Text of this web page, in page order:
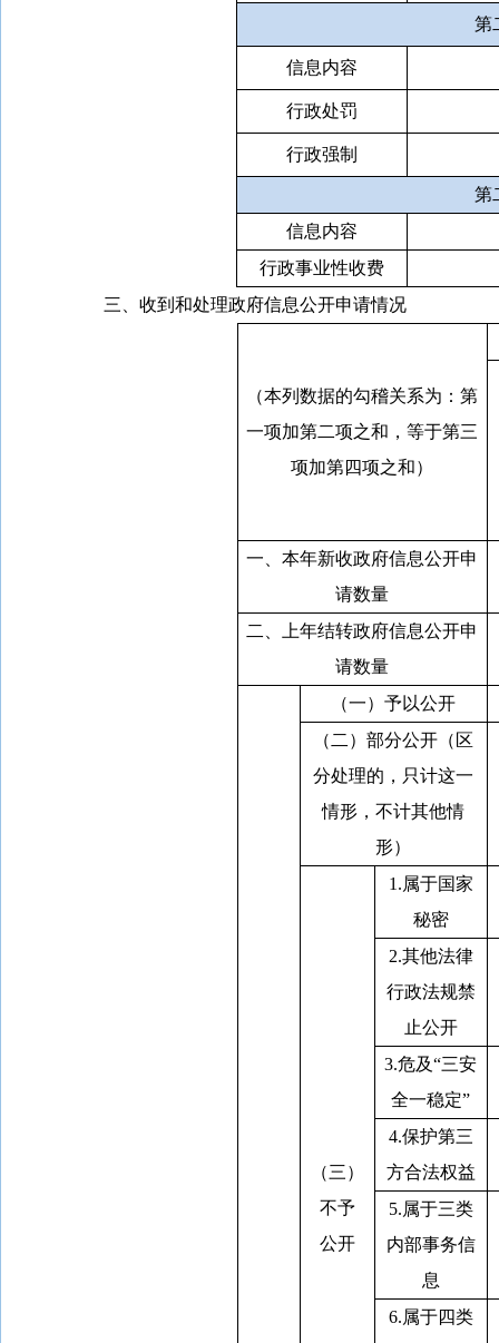
第
信息内容
行政处罚
行政强制
第
信息内容
行政事业性收费
三、收到和处理政府信息公开申请情况
（本列数据的勾稽关系为：第
一项加第二项之和，等于第三
项加第四项之和）
一、本年新收政府信息公开申
请数量
二、上年结转政府信息公开申
请数量
（一）予以公开
（二）部分公开（区
分处理的，只计这一
情形，不计其他情
形）
（三）
不予
公开
1.属于国家
秘密
2.其他法律
行政法规禁
止公开
3.危及“三安
全一稳定”
4.保护第三
方合法权益
5.属于三类
内部事务信
息
6.属于四类